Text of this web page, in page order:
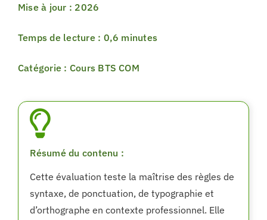
Mise à jour : 2026
Temps de lecture : 0,6 minutes
Catégorie : Cours BTS COM
Résumé du contenu :
Cette évaluation teste la maîtrise des règles de
syntaxe, de ponctuation, de typographie et
d’orthographe en contexte professionnel. Elle